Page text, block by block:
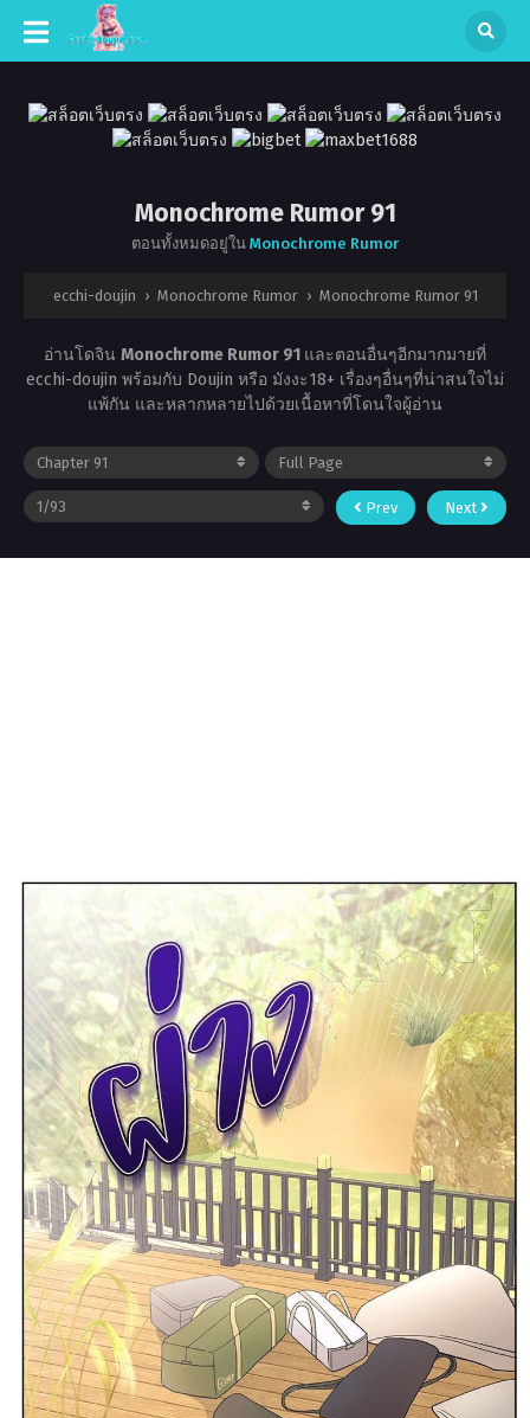
Monochrome Rumor 91
ตอนทั้งหมดอยู่ใน Monochrome Rumor
ecchi-doujin › Monochrome Rumor › Monochrome Rumor 91
อ่านโดจิน Monochrome Rumor 91 และตอนอื่นๆอีกมากมายที่
ecchi-doujin พร้อมกับ Doujin หรือ มังงะ18+ เรื่องๆอื่นๆที่น่าสนใจไม่
แพ้กัน และหลากหลายไปด้วยเนื้อหาที่โดนใจผู้อ่าน
Prev Next